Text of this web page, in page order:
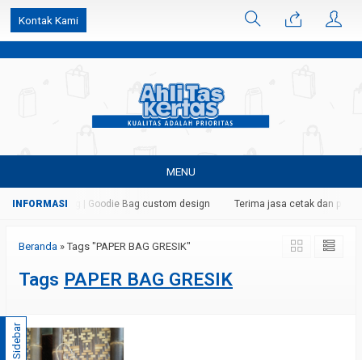
k6Ghe9jF9rmtx91MrSV7BIpW27id0SMW1kLEoe8rM2U
Kontak Kami
MENU
| Shopping Bag | Goodie Bag custom design Terima jasa cetak dan
Beranda » Tags "PAPER BAG GRESIK"
Tags PAPER BAG GRESIK
Sidebar